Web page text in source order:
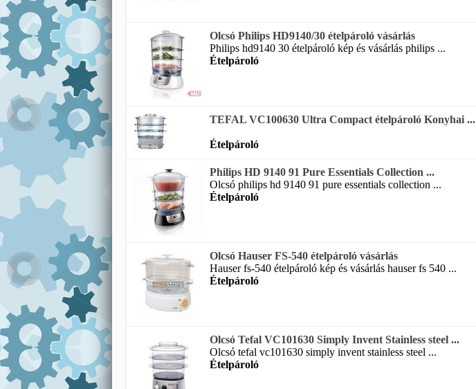
Olcsó Philips HD9140/30 ételpároló vásárlás
Philips hd9140 30 ételpároló kép és vásárlás philips ...
Ételpároló
TEFAL VC100630 Ultra Compact ételpároló Konyhai ...
Ételpároló
Philips HD 9140 91 Pure Essentials Collection ...
Olcsó philips hd 9140 91 pure essentials collection ...
Ételpároló
Olcsó Hauser FS-540 ételpároló vásárlás
Hauser fs-540 ételpároló kép és vásárlás hauser fs 540 ...
Ételpároló
Olcsó Tefal VC101630 Simply Invent Stainless steel ...
Olcsó tefal vc101630 simply invent stainless steel ...
Ételpároló